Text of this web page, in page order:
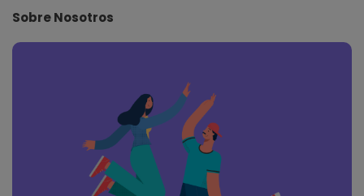
Sobre Nosotros